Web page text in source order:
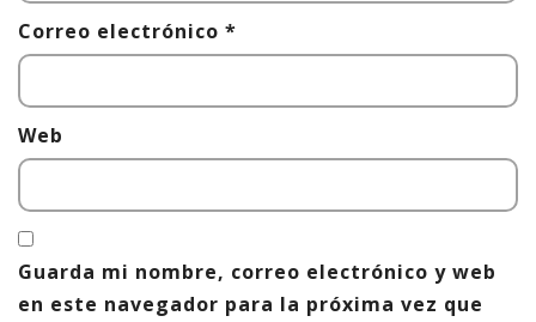
Correo electrónico *
Web
Guarda mi nombre, correo electrónico y web
en este navegador para la próxima vez que